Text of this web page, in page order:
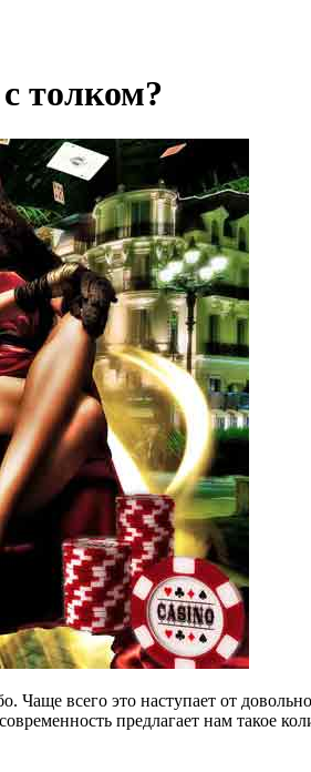
толком?
всего это наступает от
предлагает нам такое